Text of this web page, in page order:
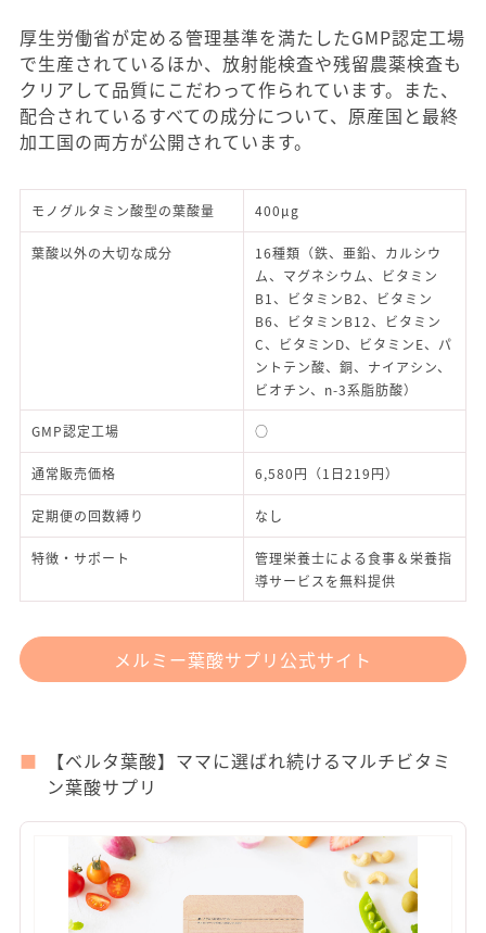
厚生労働省が定める管理基準を満たしたGMP認定工場
で生産されているほか、放射能検査や残留農薬検査も
クリアして品質にこだわって作られています。また、
配合されているすべての成分について、原産国と最終
加工国の両方が公開されています。
モノグルタミン酸型の葉酸量 400μg
葉酸以外の大切な成分
16種類（鉄、亜鉛、カルシウ
ム、マグネシウム、ビタミン
B1、ビタミンB2、ビタミン
B6、ビタミンB12、ビタミン
C、ビタミンD、ビタミンE、パ
ントテン酸、銅、ナイアシン、
ビオチン、n-3系脂肪酸）
GMP認定工場 ○
通常販売価格 6,580円（1日219円）
定期便の回数縛り なし
特徴・サポート
管理栄養士による食事＆栄養指
導サービスを無料提供
メルミー葉酸サプリ公式サイト
【ベルタ葉酸】ママに選ばれ続けるマルチビタミ
ン葉酸サプリ